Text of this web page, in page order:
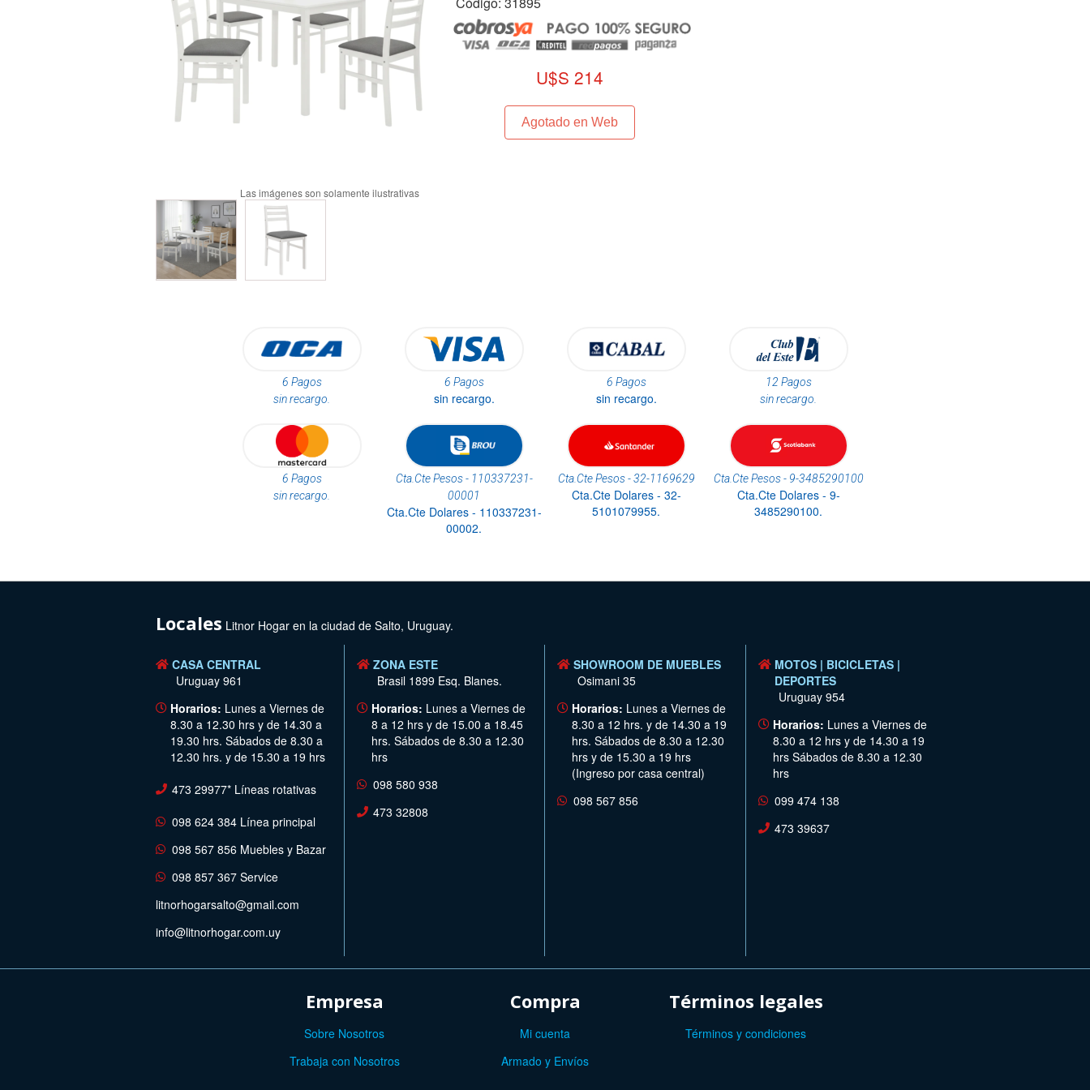
U$S 214
Agotado en Web
6 Pagos
sin recargo.
6 Pagos
sin recargo.
6 Pagos
sin recargo.
12 Pagos
sin recargo.
6 Pagos
sin recargo.
Cta.Cte Pesos - 110337231-
00001
Cta.Cte Dolares - 110337231-
00002.
Cta.Cte Pesos - 32-1169629
Cta.Cte Dolares - 32-
5101079955.
Cta.Cte Pesos - 9-3485290100
Cta.Cte Dolares - 9-
3485290100.
Locales Litnor Hogar en la ciudad de Salto, Uruguay.
CASA CENTRAL
Uruguay 961
Horarios: Lunes a Viernes de
8.30 a 12.30 hrs y de 14.30 a
19.30 hrs. Sábados de 8.30 a
12.30 hrs. y de 15.30 a 19 hrs
473 29977* Líneas rotativas
098 624 384 Línea principal
098 567 856 Muebles y Bazar
098 857 367 Service
litnorhogarsalto@gmail.com
info@litnorhogar.com.uy
ZONA ESTE
Brasil 1899 Esq. Blanes.
Horarios: Lunes a Viernes de
8 a 12 hrs y de 15.00 a 18.45
hrs. Sábados de 8.30 a 12.30
hrs
098 580 938
473 32808
SHOWROOM DE MUEBLES
Osimani 35
Horarios: Lunes a Viernes de
8.30 a 12 hrs. y de 14.30 a 19
hrs. Sábados de 8.30 a 12.30
hrs y de 15.30 a 19 hrs
(Ingreso por casa central)
098 567 856
MOTOS | BICICLETAS |
DEPORTES
Uruguay 954
Horarios: Lunes a Viernes de
8.30 a 12 hrs y de 14.30 a 19
hrs Sábados de 8.30 a 12.30
hrs
099 474 138
473 39637
Empresa
Sobre Nosotros
Trabaja con Nosotros
Compra
Mi cuenta
Armado y Envíos
Términos legales
Términos y condiciones